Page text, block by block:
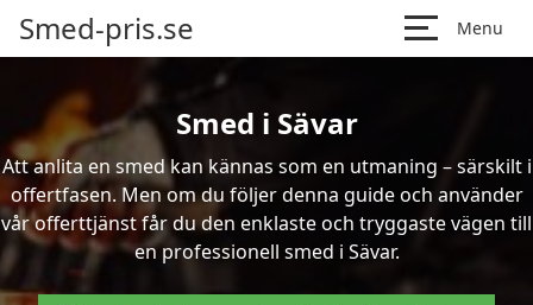
Smed-pris.se Menu
Smed i Sävar
Att anlita en smed kan kännas som en utmaning – särskilt i
offertfasen. Men om du följer denna guide och använder
vår offerttjänst får du den enklaste och tryggaste vägen till
en professionell smed i Sävar.